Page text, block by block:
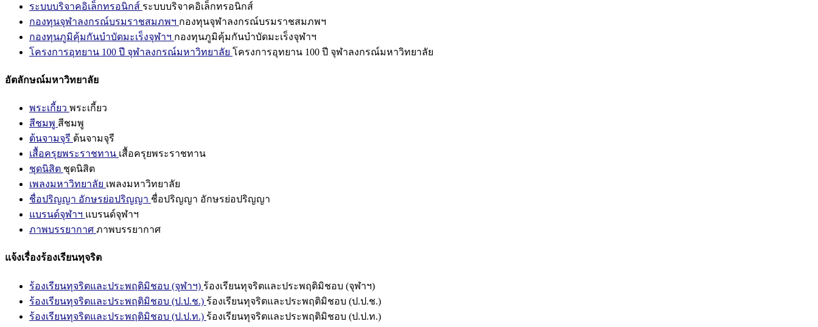
ระบบบริจาคอิเล็กทรอนิกส์ ระบบบริจาคอิเล็กทรอนิกส์
กองทุนจุฬาลงกรณ์บรมราชสมภพฯ กองทุนจุฬาลงกรณ์บรมราชสมภพฯ
กองทุนภูมิคุ้มกันบำบัดมะเร็งจุฬาฯ กองทุนภูมิคุ้มกันบำบัดมะเร็งจุฬาฯ
โครงการอุทยาน 100 ปี จุฬาลงกรณ์มหาวิทยาลัย โครงการอุทยาน 100 ปี จุฬาลงกรณ์มหาวิทยาลัย
อัตลักษณ์มหาวิทยาลัย
พระเกี้ยว พระเกี้ยว
สีชมพู สีชมพู
ต้นจามจุรี ต้นจามจุรี
เสื้อครุยพระราชทาน เสื้อครุยพระราชทาน
ชุดนิสิต ชุดนิสิต
เพลงมหาวิทยาลัย เพลงมหาวิทยาลัย
ชื่อปริญญา อักษรย่อปริญญา ชื่อปริญญา อักษรย่อปริญญา
แบรนด์จุฬาฯ แบรนด์จุฬาฯ
ภาพบรรยากาศ ภาพบรรยากาศ
แจ้งเรื่องร้องเรียนทุจริต
ร้องเรียนทุจริตและประพฤติมิชอบ (จุฬาฯ) ร้องเรียนทุจริตและประพฤติมิชอบ (จุฬาฯ)
ร้องเรียนทุจริตและประพฤติมิชอบ (ป.ป.ช.) ร้องเรียนทุจริตและประพฤติมิชอบ (ป.ป.ช.)
ร้องเรียนทุจริตและประพฤติมิชอบ (ป.ป.ท.) ร้องเรียนทุจริตและประพฤติมิชอบ (ป.ป.ท.)